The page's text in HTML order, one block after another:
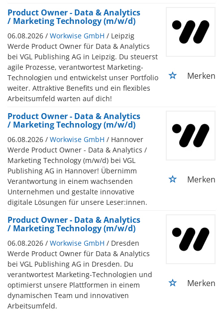
Product Owner - Data & Analytics
/ Marketing Technology (m/w/d)
06.08.2026 / Workwise GmbH / Leipzig
Werde Product Owner für Data & Analytics
bei VGL Publishing AG in Leipzig. Du steuerst
agile Prozesse, verantwortest Marketing-
Technologien und entwickelst unser Portfolio
weiter. Attraktive Benefits und ein flexibles
Arbeitsumfeld warten auf dich!
Merken
Product Owner - Data & Analytics
/ Marketing Technology (m/w/d)
06.08.2026 / Workwise GmbH / Hannover
Werde Product Owner - Data & Analytics /
Marketing Technology (m/w/d) bei VGL
Publishing AG in Hannover! Übernimm
Verantwortung in einem wachsenden
Unternehmen und gestalte innovative
digitale Lösungen für unsere Leser:innen.
Merken
Product Owner - Data & Analytics
/ Marketing Technology (m/w/d)
06.08.2026 / Workwise GmbH / Dresden
Werde Product Owner für Data & Analytics
bei VGL Publishing AG in Dresden. Du
verantwortest Marketing-Technologien und
optimierst unsere Plattformen in einem
dynamischen Team und innovativen
Arbeitsumfeld.
Merken